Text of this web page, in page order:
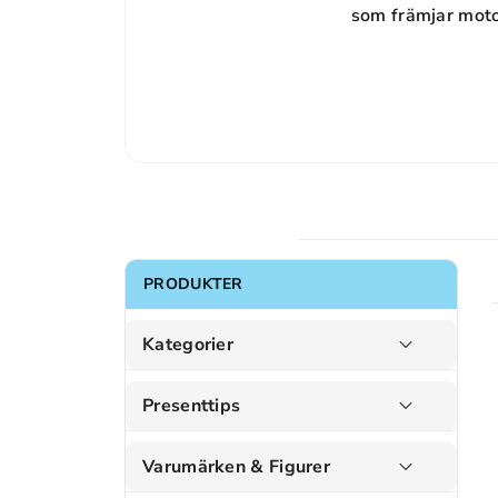
som främjar
PRODUKTER
Kategorier
Presenttips
Varumärken & Figurer